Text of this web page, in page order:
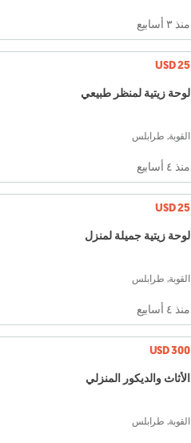
منذ ٣ أسابيع
USD 25
لوحة زيتية لمنظر طبيعي
القوبة, طرابلس
منذ ٤ أسابيع
USD 25
لوحة زيتية جميلة لمنزل
القوبة, طرابلس
منذ ٤ أسابيع
USD 300
الأثاث والديكور المنزلي
القوبة, طرابلس